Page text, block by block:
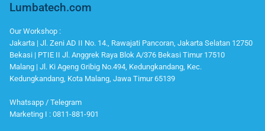
Lumbatech.com
Our Workshop :
Jakarta | Jl. Zeni AD II No. 14., Rawajati Pancoran, Jakarta Selatan 12750
Bekasi | PTIE II Jl. Anggrek Raya Blok A/376 Bekasi Timur 17510
Malang | Jl. Ki Ageng Gribig No.494, Kedungkandang, Kec.
Kedungkandang, Kota Malang, Jawa Timur 65139
Whatsapp / Telegram
Marketing I : 0811-881-901